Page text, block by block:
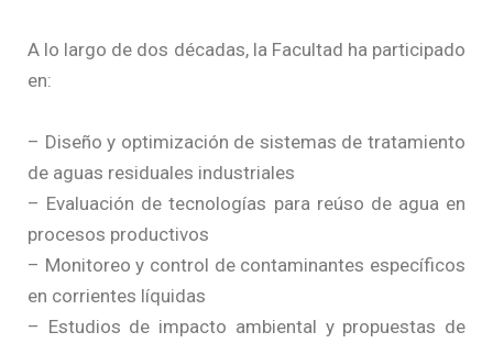
A lo largo de dos décadas, la Facultad ha participado
en:
– Diseño y optimización de sistemas de tratamiento
de aguas residuales industriales
– Evaluación de tecnologías para reúso de agua en
procesos productivos
– Monitoreo y control de contaminantes específicos
en corrientes líquidas
– Estudios de impacto ambiental y propuestas de